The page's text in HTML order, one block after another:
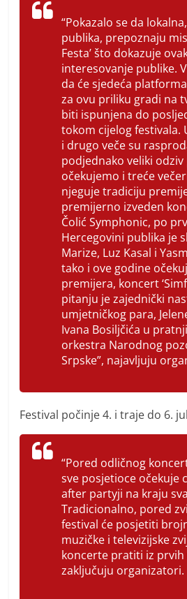
“Pokazalo se da
publika, prepoznaju
Festa’ što dokazuje
interesovanje publike.
da će sjedeća
za ovu priliku gradi na
biti ispunjena do
tokom cijelog festivala.
i drugo veče su
podjednako veliki
očekujemo i treće
njeguje tradiciju
premijerno izveden
Čolić Symphonic, po
Hercegovini publika je
Marize, Luz Kasal i
tako i ove godine
premijera, koncert
pitanju je zajednički
umjetničkog para,
Ivana Bosiljčića u
orkestra Narodnog
Srpske”, najavljuju
Festival počinje 4. i traje do 6.
“Pored odličnog
sve posjetioce očekuje
after partyji na kraju
Tradicionalno, pored
festival će posjetiti
muzičke i televizijske
koncerte pratiti iz prvih
zaključuju organizatori.